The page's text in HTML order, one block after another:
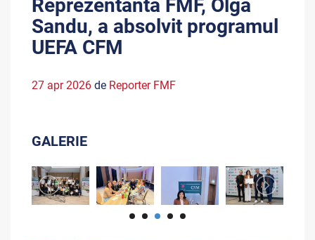
Reprezentanta FMF, Olga
Sandu, a absolvit programul
UEFA CFM
27 apr 2026 de Reporter FMF
GALERIE